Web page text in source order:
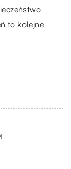
to kolejne